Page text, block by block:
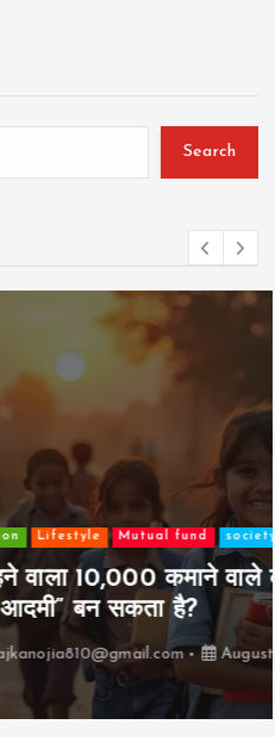
Search
fund society Travel
कमाने वाले का बच्चा
है?
August 2, 2026